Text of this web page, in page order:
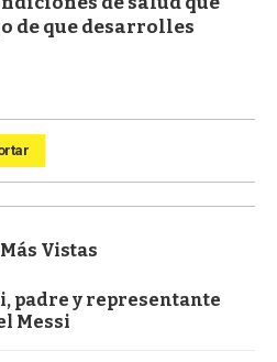
de que desarrolles
Vistas
padre y representante
Messi